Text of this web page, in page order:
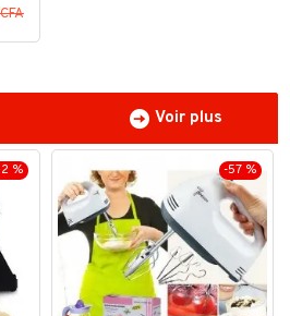
Voir plus
% -57 %